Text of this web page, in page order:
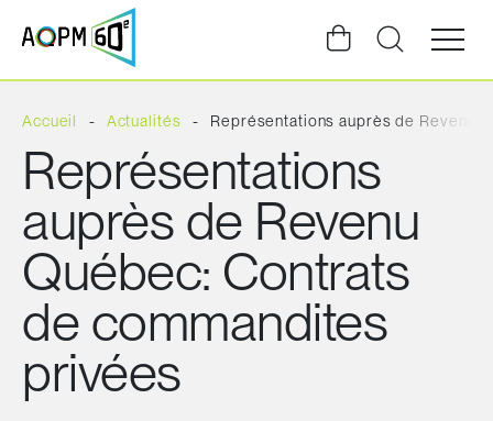
Ouvrir
la
du
Accueil Actualités Représentations auprès de Revenu
Représentations
auprès de Revenu
Québec: Contrats
de commandites
privées